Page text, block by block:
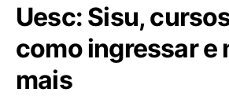
Uesc: Sisu,
como ingressar e
mais